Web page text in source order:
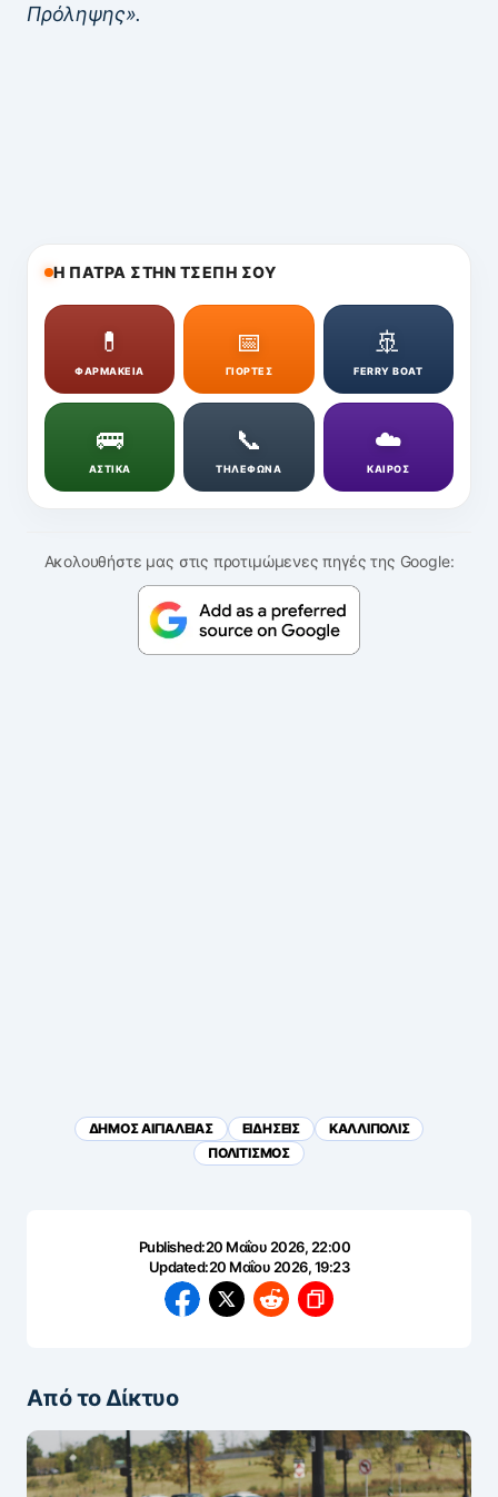
Πρόληψης».
Η ΠΑΤΡΑ ΣΤΗΝ ΤΣΕΠΗ ΣΟΥ
💊
ΦΑΡΜΑΚΕΙΑ
📅
ΓΙΟΡΤΕΣ
🚢
FERRY BOAT
🚌
ΑΣΤΙΚΑ
📞
ΤΗΛΕΦΩΝΑ
☁️
ΚΑΙΡΟΣ
Ακολουθήστε μας στις προτιμώμενες πηγές της Google:
ΔΗΜΟΣ ΑΙΓΙΑΛΕΙΑΣ ΕΙΔΗΣΕΙΣ
ΚΑΛΛΙΠΟΛΙΣ
ΠΟΛΙΤΙΣΜΟΣ
Published:20 Μαΐου 2026, 22:00
Updated:20 Μαΐου 2026, 19:23
Από το Δίκτυο